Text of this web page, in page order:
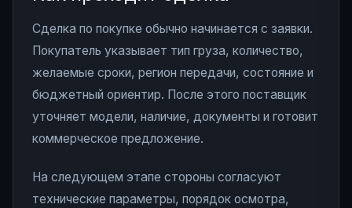
Сделка по покупке обычно начинается с заявки.
Покупатель указывает тип груза, количество,
желаемые сроки, регион передачи, состояние и
бюджетный ориентир. После этого поставщик
уточняет модели, наличие, документы и готовит
коммерческое предложение.
На следующем этапе стороны согласуют
технические параметры, порядок осмотра,